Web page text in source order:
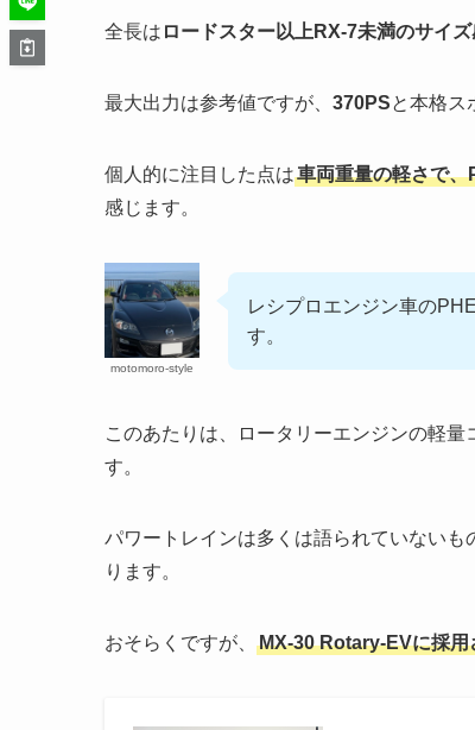
全長は ロードスター以上RX-7未満のサイズ
最大出力は参考値ですが、 370PSと本格ス
個人的に注目した点は車両重量の軽さで
感じます。
motomoro-style
レシプロエンジン車の
す。
このあたりは、ロータリーエンジンの軽
す。
パワートレインは多くは語られていないも
ります。
おそらくですが、 MX-30 Rotary-EVに採用